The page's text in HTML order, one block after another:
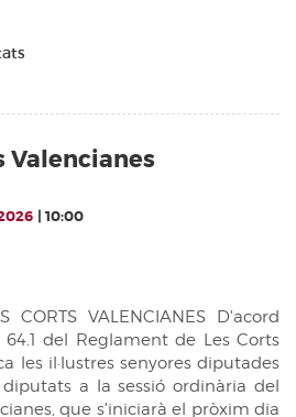
Valencianes
10:00
CORTS VALENCIANES D'acord
del Reglament de Les Corts
les il·lustres senyores diputades
diputats a la sessió ordinària del
que s'iniciarà el pròxim dia